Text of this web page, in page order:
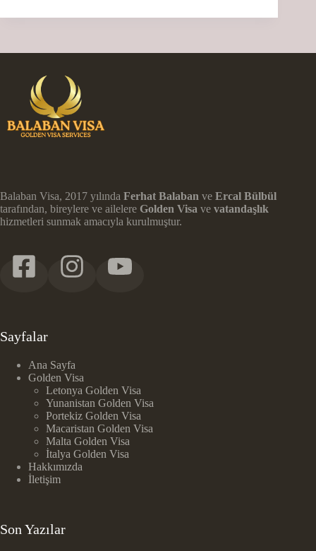
Balaban Visa, 2017 yılında Ferhat Balaban ve Ercal Bülbül
tarafından, bireylere ve ailelere Golden Visa ve vatandaşlık
hizmetleri sunmak amacıyla kurulmuştur.
Sayfalar
Ana Sayfa
Golden Visa
Letonya Golden Visa
Yunanistan Golden Visa
Portekiz Golden Visa
Macaristan Golden Visa
Malta Golden Visa
İtalya Golden Visa
Hakkımızda
İletişim
Son Yazılar